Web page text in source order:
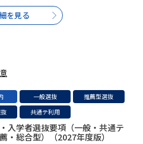
奨学金・特待生制度特集
進路の３択
を見る
一般選抜
推薦型選抜
共通テ利用
入学者選抜要項（一般・共通テ
・総合型）（2027年度版）